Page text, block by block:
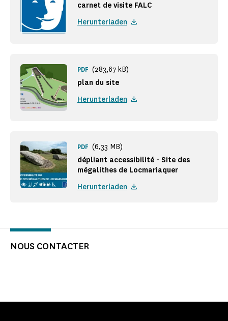
carnet de visite FALC
Herunterladen
plan du site
PDF (283,67 kB)
Herunterladen
dépliant accessibilité - Site des
mégalithes de Locmariaquer
PDF (6,33 MB)
Herunterladen
NOUS CONTACTER